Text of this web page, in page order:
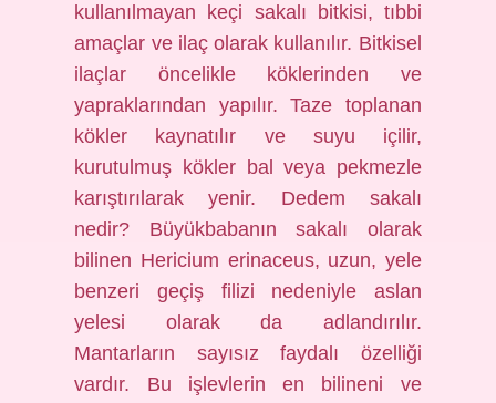
kullanılmayan keçi sakalı bitkisi, tıbbi
amaçlar ve ilaç olarak kullanılır. Bitkisel
ilaçlar öncelikle köklerinden ve
yapraklarından yapılır. Taze toplanan
kökler kaynatılır ve suyu içilir,
kurutulmuş kökler bal veya pekmezle
karıştırılarak yenir. Dedem sakalı
nedir? Büyükbabanın sakalı olarak
bilinen Hericium erinaceus, uzun, yele
benzeri geçiş filizi nedeniyle aslan
yelesi olarak da adlandırılır.
Mantarların sayısız faydalı özelliği
vardır. Bu işlevlerin en bilineni ve